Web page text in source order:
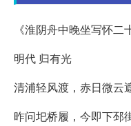
《淮阴舟中晚坐写怀二
明代 归有光
清浦轻风渡，赤日微云遮
昨问圯桥履，今即下邳街